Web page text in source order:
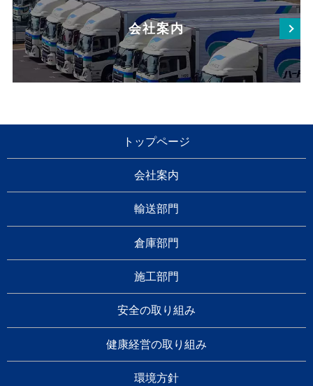
会社案内
トップページ
会社案内
輸送部門
倉庫部門
施工部門
安全の取り組み
健康経営の取り組み
環境方針